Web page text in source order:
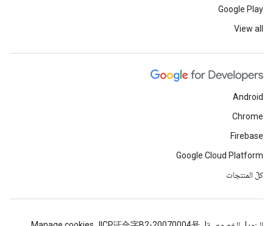
Google Play
View all
Android
Chrome
Firebase
Google Cloud Platform
كلّ المنتجات